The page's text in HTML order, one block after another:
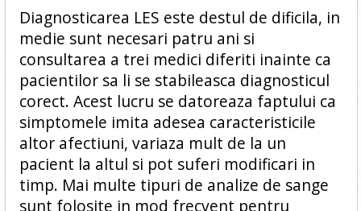
Diagnosticarea LES este destul de dificila, in
medie sunt necesari patru ani si
consultarea a trei medici diferiti inainte ca
pacientilor sa li se stabileasca diagnosticul
corect. Acest lucru se datoreaza faptului ca
simptomele imita adesea caracteristicile
altor afectiuni, variaza mult de la un
pacient la altul si pot suferi modificari in
timp. Mai multe tipuri de analize de sange
sunt folosite in mod frecvent pentru